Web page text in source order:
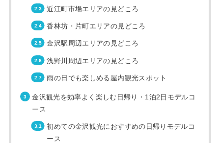
近江町市場エリアの見どころ
香林坊・片町エリアの見どころ
金沢駅周辺エリアの見どころ
浅野川周辺エリアの見どころ
雨の日でも楽しめる屋内観光スポット
金沢観光を効率よく楽しむ日帰り・1泊2日モデルコ
ース
初めての金沢観光におすすめの日帰りモデルコ
ース